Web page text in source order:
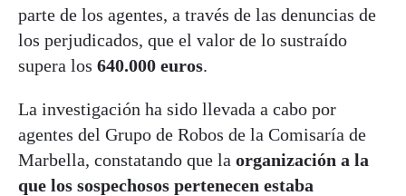
parte de los agentes, a través de las denuncias de
los perjudicados, que el valor de lo sustraído
supera los 640.000 euros.
La investigación ha sido llevada a cabo por
agentes del Grupo de Robos de la Comisaría de
Marbella, constatando que la organización a la
que los sospechosos pertenecen estaba